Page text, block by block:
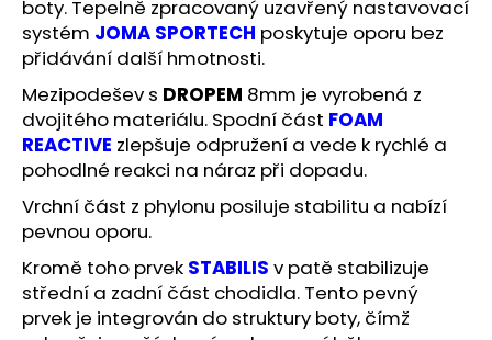
boty. Tepelně zpracovaný uzavřený nastavovací
systém JOMA SPORTECH poskytuje oporu bez
přidávání další hmotnosti.
Mezipodešev s DROPEM 8mm je vyrobená z
dvojitého materiálu. Spodní část FOAM
REACTIVE zlepšuje odpružení a vede k rychlé a
pohodlné reakci na náraz při dopadu.
Vrchní část z phylonu posiluje stabilitu a nabízí
pevnou oporu.
Kromě toho prvek STABILIS v patě stabilizuje
střední a zadní část chodidla. Tento pevný
prvek je integrován do struktury boty, čímž
1
999
Kč
Původně:
2
649
Kč